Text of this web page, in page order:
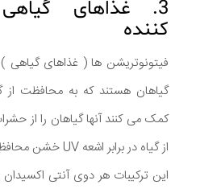
3. غذاهای
کننده
فیتونوتریشن ها ( غذاهای گیاهی
گیاهان هستند که به محافظت از
کمک می کنند آنها گیاهان را از
از گیاه در برابر اشعه UV خشن محافظت می کنند.
این ترکیبات هر دوی آنتی اکسیدان